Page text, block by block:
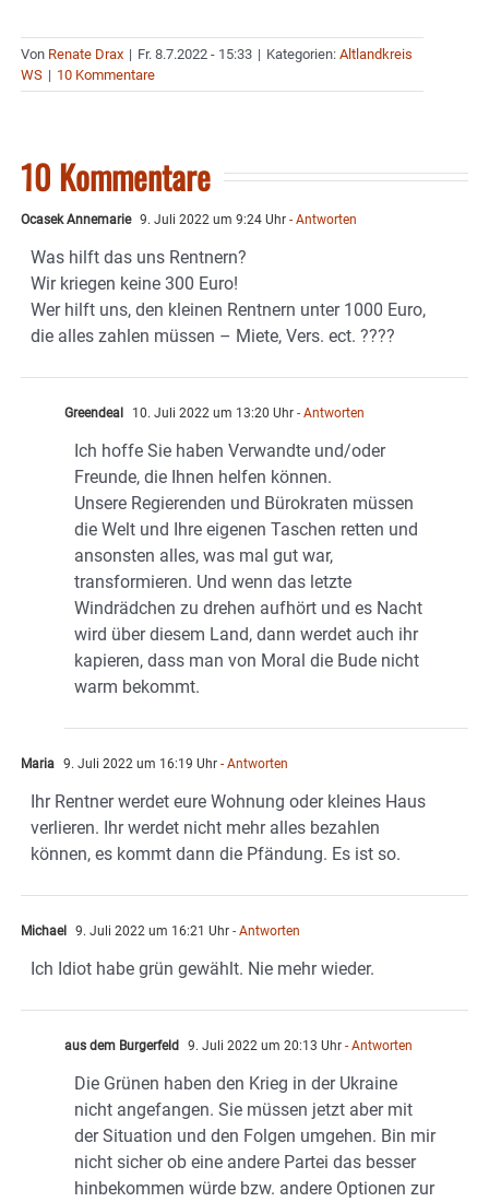
Von Renate Drax | Fr. 8.7.2022 - 15:33 | Kategorien: Altlandkreis
WS | 10 Kommentare
10 Kommentare
Ocasek Annemarie 9. Juli 2022 um 9:24 Uhr - Antworten
Was hilft das uns Rentnern?
Wir kriegen keine 300 Euro!
Wer hilft uns, den kleinen Rentnern unter 1000 Euro,
die alles zahlen müssen – Miete, Vers. ect. ????
Greendeal 10. Juli 2022 um 13:20 Uhr - Antworten
Ich hoffe Sie haben Verwandte und/oder
Freunde, die Ihnen helfen können.
Unsere Regierenden und Bürokraten müssen
die Welt und Ihre eigenen Taschen retten und
ansonsten alles, was mal gut war,
transformieren. Und wenn das letzte
Windrädchen zu drehen aufhört und es Nacht
wird über diesem Land, dann werdet auch ihr
kapieren, dass man von Moral die Bude nicht
warm bekommt.
Maria 9. Juli 2022 um 16:19 Uhr - Antworten
Ihr Rentner werdet eure Wohnung oder kleines Haus
verlieren. Ihr werdet nicht mehr alles bezahlen
können, es kommt dann die Pfändung. Es ist so.
Michael 9. Juli 2022 um 16:21 Uhr - Antworten
Ich Idiot habe grün gewählt. Nie mehr wieder.
aus dem Burgerfeld 9. Juli 2022 um 20:13 Uhr - Antworten
Die Grünen haben den Krieg in der Ukraine
nicht angefangen. Sie müssen jetzt aber mit
der Situation und den Folgen umgehen. Bin mir
nicht sicher ob eine andere Partei das besser
hinbekommen würde bzw. andere Optionen zur